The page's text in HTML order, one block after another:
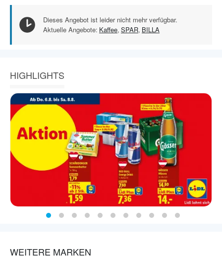
Dieses Angebot ist leider nicht mehr verfügbar.
Aktuelle Angebote: Kaffee, SPAR, BILLA
HIGHLIGHTS
WEITERE MARKEN